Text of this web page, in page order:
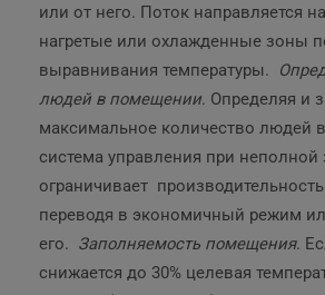
или от него. Поток направляется
нагретые или охлажденные зоны
выравнивания температуры.
людей в помещении. Определяя и
максимальное количество людей
система управления при неполной
ограничивает
переводя в экономичный режим
его. Заполняемость помещения.
снижается до 30% целевая